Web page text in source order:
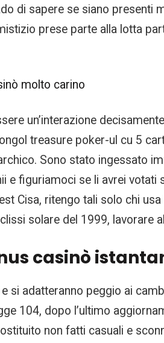
di sapere se siano
prese parte alla lotta
molto carino
un’interazione
treasure poker-ul cu 5
Sono stato ingessato
e figuriamoci se li avrei votati
Cisa, ritengo tali solo chi
solare del 1999, lavorare
casinò
si adatteranno peggio ai
104, dopo l’ultimo
non fatti casuali e